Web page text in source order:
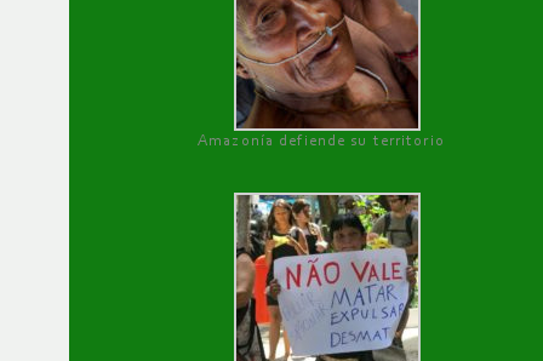
Amazonía defiende su territorio